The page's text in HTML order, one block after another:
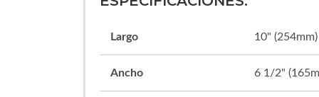
Largo 10" (254mm)
Ancho 6 1/2"